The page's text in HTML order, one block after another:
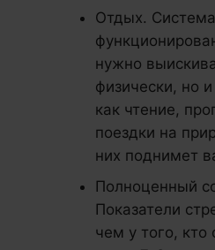
Отдых.
нужно
физически, но
как чтение,
поездки на
них поднимет
Полноценный
Показатели
чем у того,